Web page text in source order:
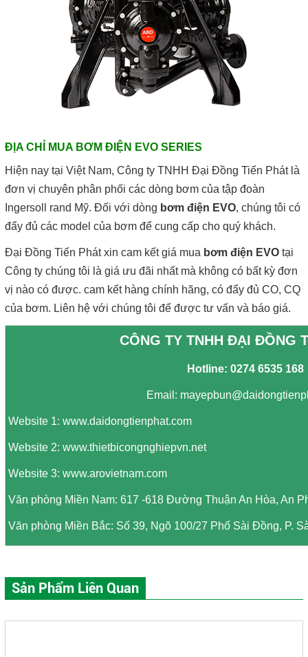
ĐỊA CHỈ MUA BƠM ĐIỆN EVO SERIES
Hiện nay tại Việt Nam, Công ty TNHH Đại Đồng Tiến Phát là
đơn vị chuyên phân phối các dòng bơm của tập đoàn
Ingersoll rand Mỹ. Đối với dòng bơm điện EVO, chúng tôi có
đẩy đủ các model của bơm để cung cấp cho quý khách.
Đại Đồng Tiến Phát xin cam kết giá mua bơm điện EVO tại
Công ty chúng tôi là giá ưu đãi nhất mà không có bất kỳ đơn
vị nào có được. cam kết hàng chính hãng, có đẩy đủ CO, CQ
của bơm. Liên hệ với chúng tôi để được tư vấn và báo giá.
CÔNG TY TNHH ĐẠI ĐỒNG
Hotline: 0274 6535 168
Email:
Website 1: www.daidongtienphat.com
Website 2: www.thietbicongnghiepvn.net
Website 3: www.arovietnam.com
Văn phòng Miền Nam: 617 -618 Đường Thuận An Hòa, An
Văn phòng Miền Bắc: Số 39, Ngõ 100/27 Phố Sài Đồng, P.
Sản Phẩm Liên Quan